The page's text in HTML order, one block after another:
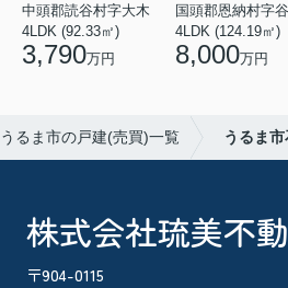
中頭郡読谷村字大木
4LDK (92.33㎡)
3,790万円
国頭郡恩納村字
4LDK (124.19㎡)
8,000万円
うるま市の戸建(売買)一覧 うるま
株式会社琉美不
〒904-0115